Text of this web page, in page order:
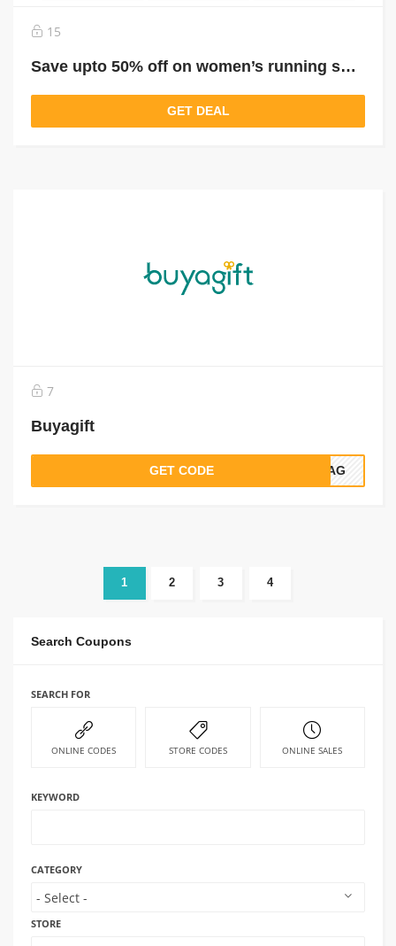
15
Save upto 50% off on women’s running shoes
GET DEAL
7
Buyagift
GET CODE 5BAG
1 2 3 4
Search Coupons
SEARCH FOR
ONLINE CODES STORE CODES ONLINE SALES
KEYWORD
CATEGORY
STORE